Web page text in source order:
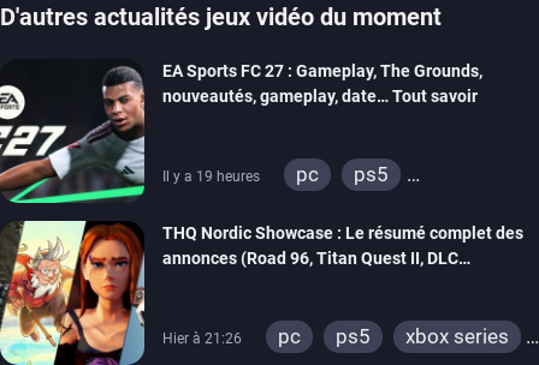
D'autres actualités jeux vidéo du moment
EA Sports FC 27 : Gameplay, The Grounds,
nouveautés, gameplay, date… Tout savoir
Il y a 19 heures pc
ps5
THQ Nordic Showcase : Le résumé complet des
annonces (Road 96, Titan Quest II, DLC
Hier à 21:26 pc ps5
xbox series